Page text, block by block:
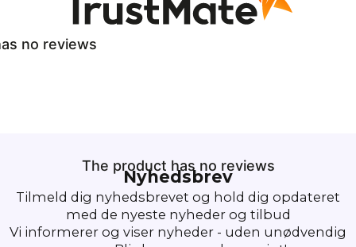
no reviews
The product has no reviews
Nyhedsbrev
Tilmeld dig nyhedsbrevet og hold dig opdateret
med de nyeste nyheder og tilbud
Vi informerer og viser nyheder - uden unødvendig